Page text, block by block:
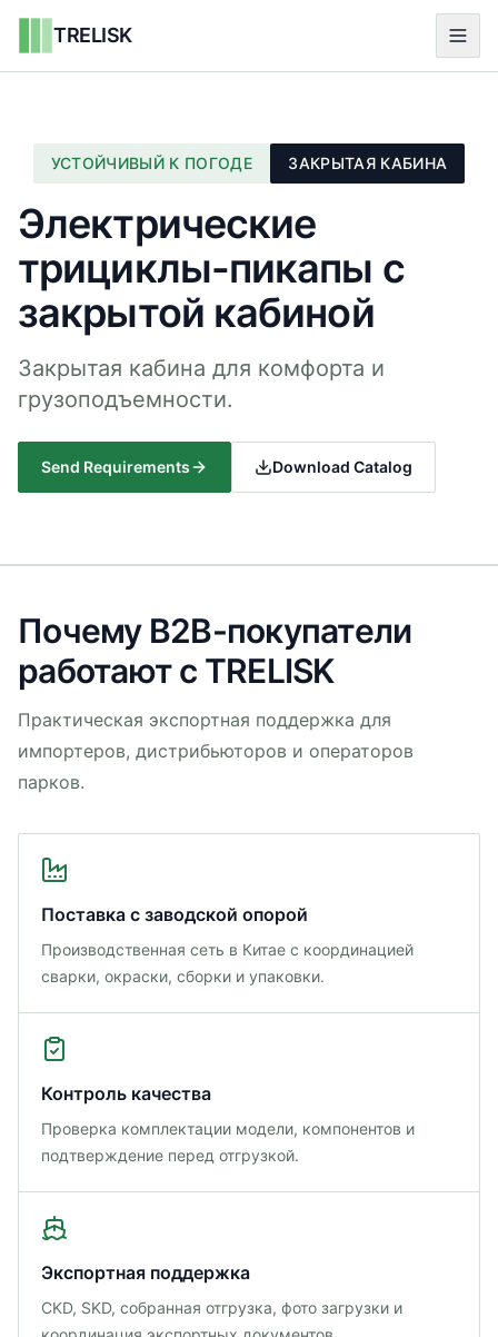
TRELISK
УСТОЙЧИВЫЙ К ПОГОДЕ ЗАКРЫТАЯ КАБИНА
Электрические
трициклы-пикапы с
закрытой кабиной
Закрытая кабина для комфорта и
грузоподъемности.
Send Requirements Download Catalog
Почему B2B-покупатели
работают с TRELISK
Практическая экспортная поддержка для
импортеров, дистрибьюторов и операторов
парков.
Поставка с заводской опорой
Производственная сеть в Китае с координацией
сварки, окраски, сборки и упаковки.
Контроль качества
Проверка комплектации модели, компонентов и
подтверждение перед отгрузкой.
Экспортная поддержка
CKD, SKD, собранная отгрузка, фото загрузки и